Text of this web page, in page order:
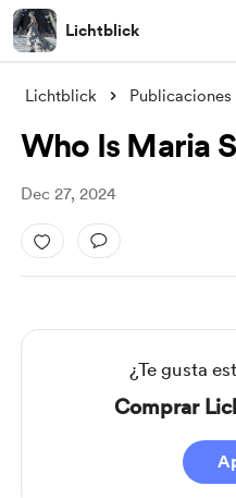
Lichtblick
Lichtblick Publicaciones
Who Is Maria
Dec 27, 2024
¿Te gusta
Comprar